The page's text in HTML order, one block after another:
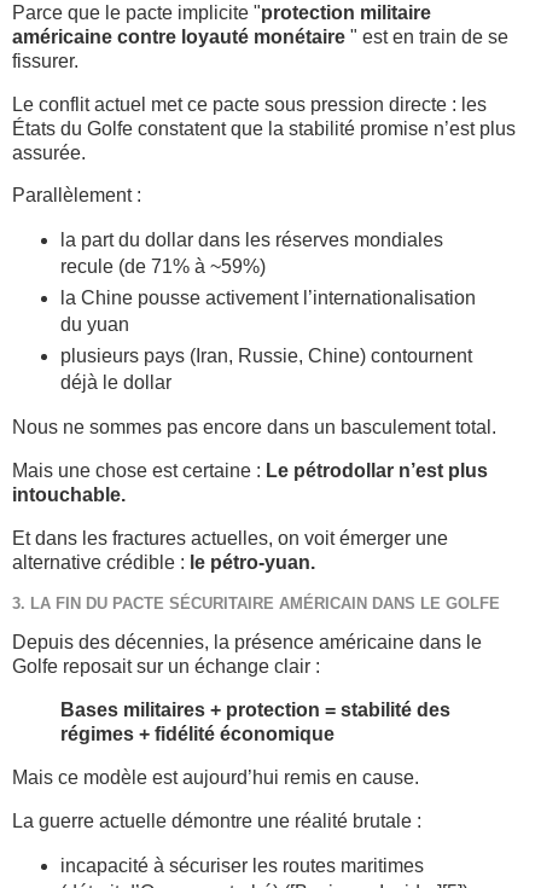
Parce que le pacte implicite "protection militaire
américaine contre loyauté monétaire " est en train de se
fissurer.
Le conflit actuel met ce pacte sous pression directe : les
États du Golfe constatent que la stabilité promise n’est plus
assurée.
Parallèlement :
la part du dollar dans les réserves mondiales
recule (de 71% à ~59%)
la Chine pousse activement l’internationalisation
du yuan
plusieurs pays (Iran, Russie, Chine) contournent
déjà le dollar
Nous ne sommes pas encore dans un basculement total.
Mais une chose est certaine : Le pétrodollar n’est plus
intouchable.
Et dans les fractures actuelles, on voit émerger une
alternative crédible : le pétro-yuan.
3. LA FIN DU PACTE SÉCURITAIRE AMÉRICAIN DANS LE GOLFE
Depuis des décennies, la présence américaine dans le
Golfe reposait sur un échange clair :
Bases militaires + protection = stabilité des
régimes + fidélité économique
Mais ce modèle est aujourd’hui remis en cause.
La guerre actuelle démontre une réalité brutale :
incapacité à sécuriser les routes maritimes